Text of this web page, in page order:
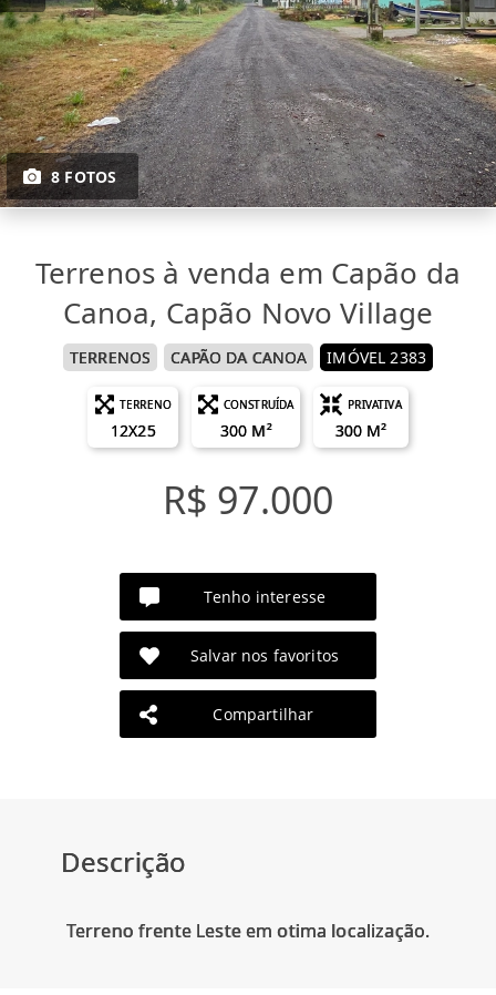
8 FOTOS
Terrenos à venda em Capão da
Canoa, Capão Novo Village
TERRENOS CAPÃO DA CANOA IMÓVEL 2383
TERRENO
12X25
CONSTRUÍDA
300 M²
PRIVATIVA
300 M²
R$ 97.000
Tenho interesse
Salvar nos favoritos
Compartilhar
Descrição